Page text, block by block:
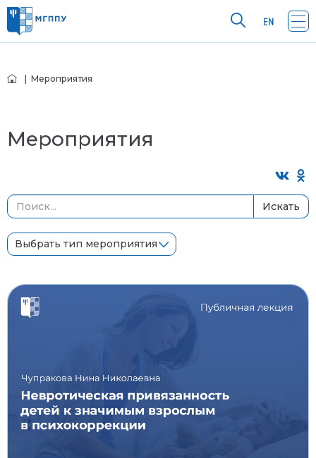
| Мероприятия
Мероприятия
Искать
Выбрать тип мероприятия